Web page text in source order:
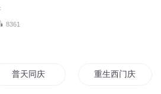
8361
普天同庆 重生西门庆